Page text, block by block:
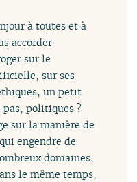
à toutes et à
accorder
sur le
sur ses
un petit
politiques ?
sur la manière de
engendre de
domaines,
le même temps,